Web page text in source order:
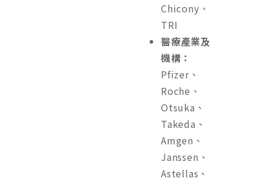
Chicony、
TRI
醫療產業及
機構：
Pfizer、
Roche、
Otsuka、
Takeda、
Amgen、
Janssen、
Astellas、